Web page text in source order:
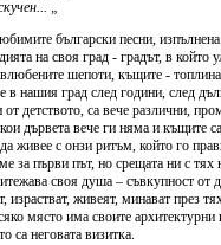
„
български песни,
на своя град - градът, в който
влюбените шепоти, къщите -
в нашия град след години, след
детството, са вече различни,
дървета вече ги няма и къщите
живее с онзи ритъм, който го
за първи път, но срещата ни с
своя душа – съвкупност от
израстват, живеят, минават през
място има своите архитектурни
са неговата визитка.